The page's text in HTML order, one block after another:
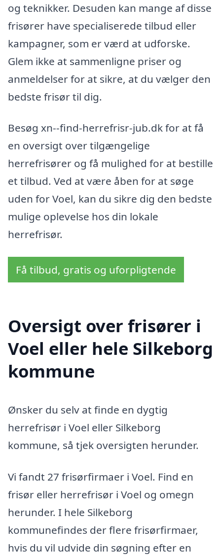
og teknikker. Desuden kan mange af disse
frisører have specialiserede tilbud eller
kampagner, som er værd at udforske.
Glem ikke at sammenligne priser og
anmeldelser for at sikre, at du vælger den
bedste frisør til dig.
Besøg xn--find-herrefrisr-jub.dk for at få
en oversigt over tilgængelige
herrefrisører og få mulighed for at bestille
et tilbud. Ved at være åben for at søge
uden for Voel, kan du sikre dig den bedste
mulige oplevelse hos din lokale
herrefrisør.
Få tilbud, gratis og uforpligtende
Oversigt over frisører i
Voel eller hele Silkeborg
kommune
Ønsker du selv at finde en dygtig
herrefrisør i Voel eller Silkeborg
kommune, så tjek oversigten herunder.
Vi fandt 27 frisørfirmaer i Voel. Find en
frisør eller herrefrisør i Voel og omegn
herunder. I hele Silkeborg
kommunefindes der flere frisørfirmaer,
hvis du vil udvide din søgning efter en